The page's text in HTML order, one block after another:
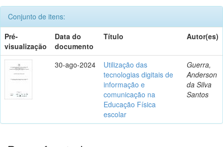
Conjunto de itens:
Pré-
visualização
Data do
documento
Título Autor(es)
30-ago-2024
Utilização das
tecnologias digitais de
informação e
comunicação na
Educação Física
escolar
Guerra,
Anderson
da Silva
Santos